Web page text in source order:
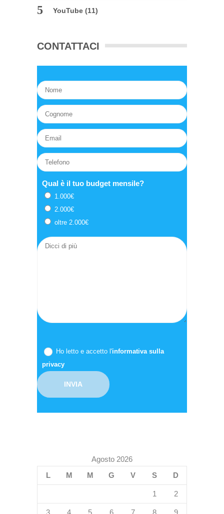
YouTube (11)
CONTATTACI
Qual è il tuo budget mensile?
1.000€
2.000€
oltre 2.000€
Ho letto e accetto l'informativa sulla
privacy
Agosto 2026
L
M M G V S D
1 2
3 4 5 6 7 8 9